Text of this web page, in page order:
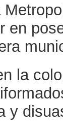
en
la
y